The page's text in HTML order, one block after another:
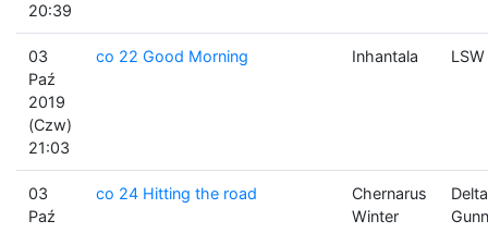
20:39
03
Paź
2019
(Czw)
21:03
co 22 Good Morning Inhantala
03
Paź
co 24 Hitting the road
Chernarus
Winter